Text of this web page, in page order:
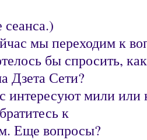
мы переходим к
бы спросить,
Дзета Сети?
интересуют мили или
к
Еще вопросы?